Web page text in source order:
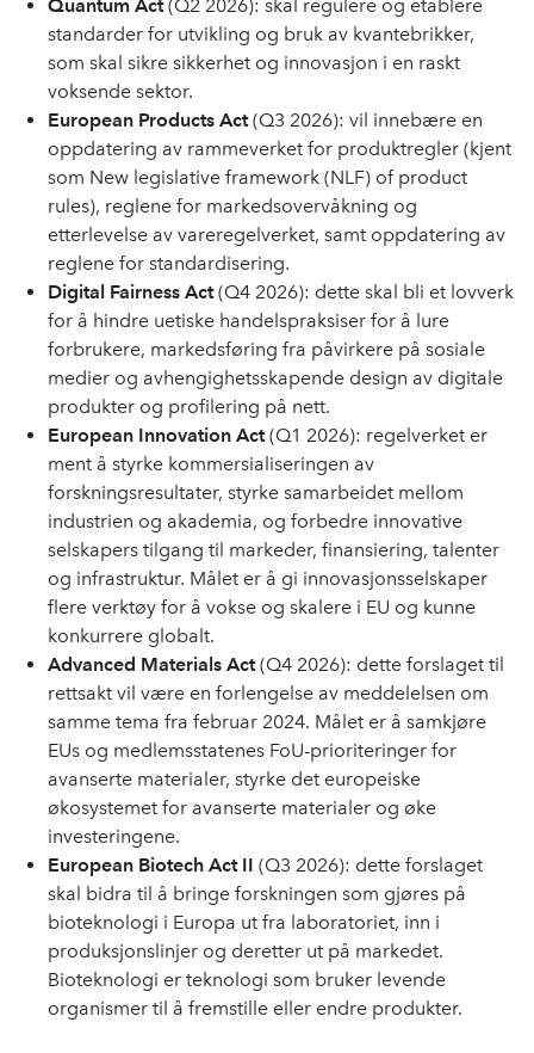
Quantum Act(Q2 2026): skal regulere og etablere
standarder for utvikling og bruk av kvantebrikker,
som skal sikre sikkerhet og innovasjon i en raskt
voksende sektor.
European Products Act(Q3 2026): vil innebære en
oppdatering av rammeverket for produktregler (kjent
som New legislative framework (NLF) of product
rules), reglene for markedsovervåkning og
etterlevelse av vareregelverket, samt oppdatering av
reglene for standardisering.
Digital Fairness Act(Q4 2026): dette skal bli et lovverk
for å hindre uetiske handelspraksiser for å lure
forbrukere, markedsføring fra påvirkere på sosiale
medier og avhengighetsskapende design av digitale
produkter og profilering på nett.
European Innovation Act(Q1 2026): regelverket er
ment å styrke kommersialiseringen av
forskningsresultater, styrke samarbeidet mellom
industrien og akademia, og forbedre innovative
selskapers tilgang til markeder, finansiering, talenter
og infrastruktur. Målet er å gi innovasjonsselskaper
flere verktøy for å vokse og skalere i EU og kunne
konkurrere globalt.
Advanced Materials Act(Q4 2026): dette forslaget til
rettsakt vil være en forlengelse av meddelelsen om
samme tema fra februar 2024. Målet er å samkjøre
EUs og medlemsstatenes FoU-prioriteringer for
avanserte materialer, styrke det europeiske
økosystemet for avanserte materialer og øke
investeringene.
European Biotech Act II (Q3 2026): dette forslaget
skal bidra til å bringe forskningen som gjøres på
bioteknologi i Europa ut fra laboratoriet, inn i
produksjonslinjer og deretter ut på markedet.
Bioteknologi er teknologi som bruker levende
organismer til å fremstille eller endre produkter.